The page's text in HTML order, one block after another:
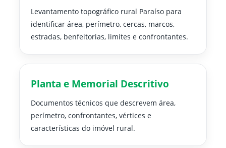
Levantamento topográfico rural Paraíso para
identificar área, perímetro, cercas, marcos,
estradas, benfeitorias, limites e confrontantes.
Planta e Memorial Descritivo
Documentos técnicos que descrevem área,
perímetro, confrontantes, vértices e
características do imóvel rural.